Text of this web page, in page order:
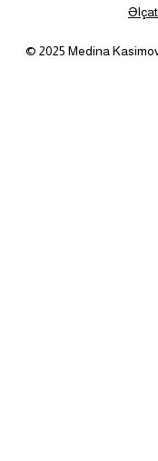
© 2025 Medina